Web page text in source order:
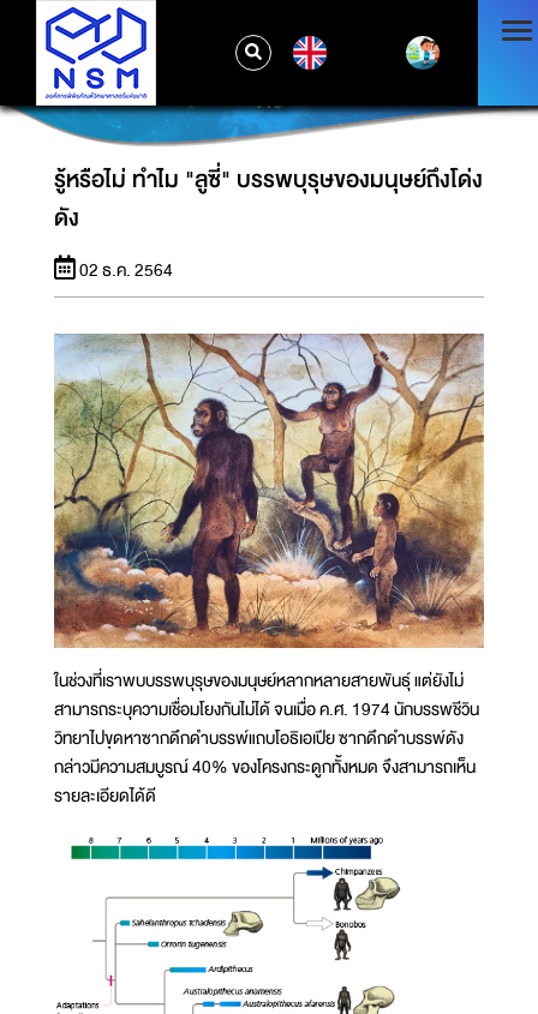
รู้หรือไม่ ทำไม "ลูซี่" บรรพบุรุษของมนุษย์ถึงโด่ง
ดัง
รู้หรือไม่ ทำไม "ลูซี่" บรรพบุรุษของมนุษย์ถึงโด่ง
ดัง
02 ธ.ค. 2564
ในช่วงที่เราพบบรรพบุรุษของมนุษย์หลากหลายสายพันธุ์ แต่ยังไม่
สามารถระบุความเชื่อมโยงกันไม่ได้ จนเมื่อ ค.ศ. 1974 นักบรรพชีวิน
วิทยาไปขุดหาซากดึกดำบรรพ์แถบโอธิเอเปีย ซากดึกดำบรรพ์ดัง
กล่าวมีความสมบูรณ์ 40% ของโครงกระดูกทั้งหมด จึงสามารถเห็น
รายละเอียดได้ดี